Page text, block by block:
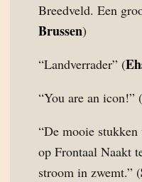
Breedveld. Een
Brussen)
“Landverrader” (
“You are an icon!” (
“De mooie
op Frontaal Naakt
stroom in zwemt.” (